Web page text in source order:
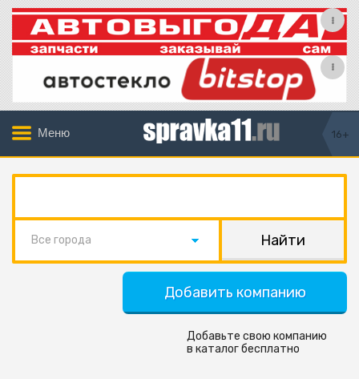
Меню 16+
Все города
Добавить компанию
Добавьте свою компанию
в каталог бесплатно